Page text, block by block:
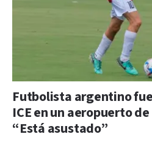
Futbolista argentino
ICE en un aeropuerto
“Está asustado”